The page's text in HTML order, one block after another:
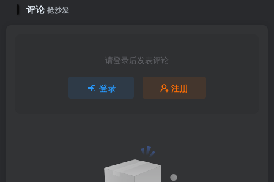
评论抢沙发
请登录后发表评论
登录 注册